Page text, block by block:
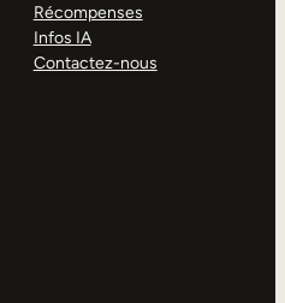
Récompenses
Infos IA
Contactez-nous